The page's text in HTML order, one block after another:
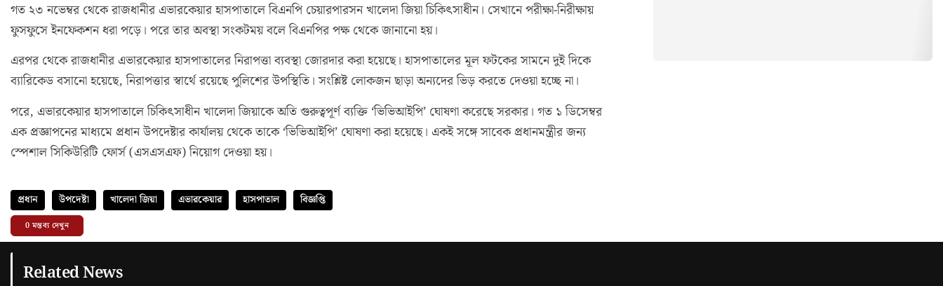
গত ২৩ নভেম্বর থেকে রাজধানীর এভারকেয়ার হাসপাতালে বিএনপি চেয়ারপারসন খালেদা জিয়া চিকিৎসাধীন। সেখানে পরীক্ষা-নিরীক্ষায়
ফুসফুসে ইনফেকশন ধরা পড়ে। পরে তার অবস্থা সংকটময় বলে বিএনপির পক্ষ থেকে জানানো হয়।
এরপর থেকে রাজধানীর এভারকেয়ার হাসপাতালের নিরাপত্তা ব্যবস্থা জোরদার করা হয়েছে। হাসপাতালের মূল ফটকের সামনে দুই দিকে
ব্যারিকেড বসানো হয়েছে, নিরাপত্তার স্বার্থে রয়েছে পুলিশের উপস্থিতি। সংশ্লিষ্ট লোকজন ছাড়া অন্যদের ভিড় করতে দেওয়া হচ্ছে না।
পরে, এভারকেয়ার হাসপাতালে চিকিৎসাধীন খালেদা জিয়াকে অতি গুরুত্বপূর্ণ ব্যক্তি ‘ভিভিআইপি’ ঘোষণা করেছে সরকার। গত ১ ডিসেম্বর
এক প্রজ্ঞাপনের মাধ্যমে প্রধান উপদেষ্টার কার্যালয় থেকে তাকে ‘ভিভিআইপি’ ঘোষণা করা হয়েছে। একই সঙ্গে সাবেক প্রধানমন্ত্রীর জন্য
স্পেশাল সিকিউরিটি ফোর্স (এসএসএফ) নিয়োগ দেওয়া হয়।
প্রধান উপদেষ্টা খালেদা জিয়া এভারকেয়ার হাসপাতাল বিজ্ঞপ্তি
0মন্তব্য দেখুন
Related News